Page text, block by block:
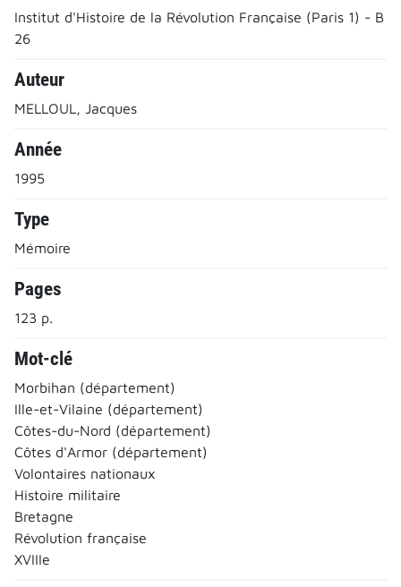
Institut d'Histoire de la Révolution Française (Paris 1) - B
26
Auteur
MELLOUL, Jacques
Année
1995
Type
Mémoire
Pages
123 p.
Mot-clé
Morbihan (département)
Ille-et-Vilaine (département)
Côtes-du-Nord (département)
Côtes d'Armor (département)
Volontaires nationaux
Histoire militaire
Bretagne
Révolution française
XVIIIe